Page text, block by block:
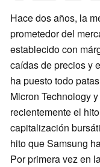
Hace dos años, la
prometedor del
establecido con
caídas de precios y
ha puesto todo
Micron Technology
recientemente el
capitalización
hito que Samsung
Por primera vez en